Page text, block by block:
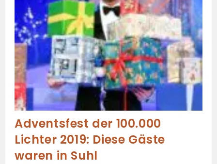
Adventsfest der 100.000
Lichter 2019: Diese Gäste
waren in Suhl